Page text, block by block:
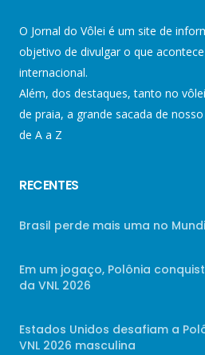
O Jornal do Vôlei é um site de
objetivo de divulgar o que
internacional.
Além, dos destaques, tanto no
de praia, a grande sacada de
de A a Z
RECENTES
Brasil perde mais uma no
Em um jogaço, Polônia
da VNL 2026
Estados Unidos desafiam a
VNL 2026 masculina